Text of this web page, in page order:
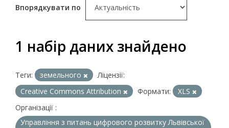
Впорядкувати по
1 набір даних знайдено
Теги: земельного
Ліцензії:
Creative Commons Attribution
Формати:
XLS
Організації :
Управління з питань цифрового розвитку Львівської